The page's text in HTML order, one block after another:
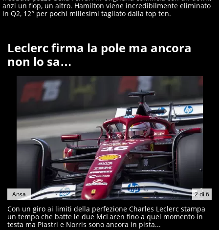
anzi un flop, un altro. Hamilton viene incredibilmente eliminato
in Q2, 12° per pochi millesimi tagliato dalla top ten.
Leclerc firma la pole ma ancora
non lo sa…
2di 6
Ansa
Con un giro ai limiti della perfezione Charles Leclerc stampa
un tempo che batte le due McLaren fino a quel momento in
testa ma Piastri e Norris sono ancora in pista...